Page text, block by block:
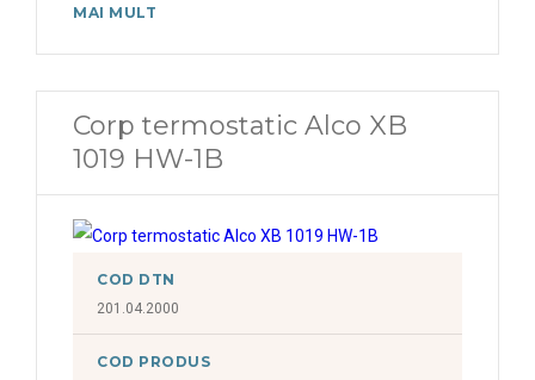
MAI MULT
Corp termostatic Alco XB
1019 HW-1B
COD DTN
201.04.2000
COD PRODUS